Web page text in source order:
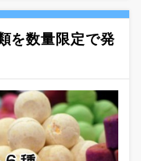
を数量限定で発